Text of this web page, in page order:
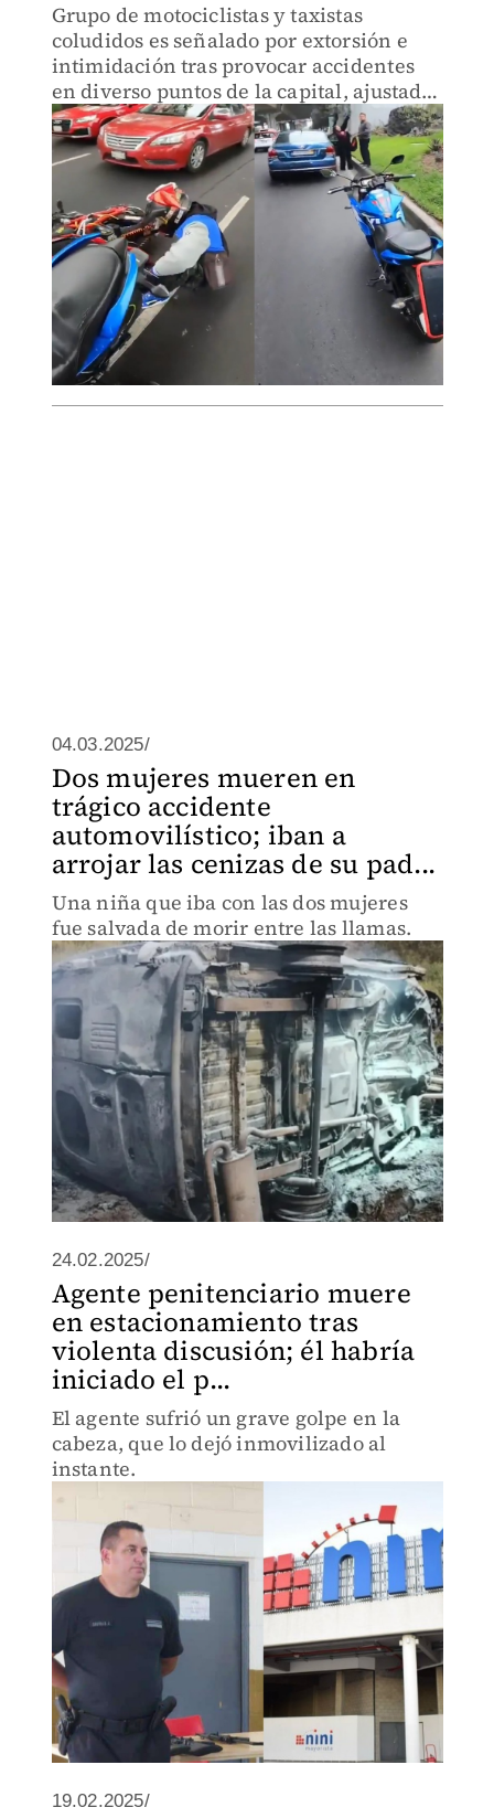
Grupo de motociclistas y taxistas
coludidos es señalado por extorsión e
intimidación tras provocar accidentes
en diverso puntos de la capital, ajustador
de seguros lo confirma.
04.03.2025/
Dos mujeres mueren en
trágico accidente
automovilístico; iban a
arrojar las cenizas de su pad...
Una niña que iba con las dos mujeres
fue salvada de morir entre las llamas.
24.02.2025/
Agente penitenciario muere
en estacionamiento tras
violenta discusión; él habría
iniciado el p...
El agente sufrió un grave golpe en la
cabeza, que lo dejó inmovilizado al
instante.
19.02.2025/